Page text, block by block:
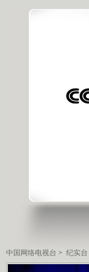
中国网络电视台 > 纪实台